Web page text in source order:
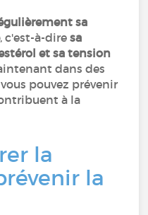
sa
, c'est-à-diresa
et sa tension
dans des
pouvez prévenir
à la
la
la